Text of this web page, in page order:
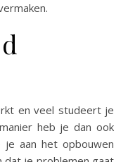
en veel studeert je
heb je dan ook
aan het opbouwen